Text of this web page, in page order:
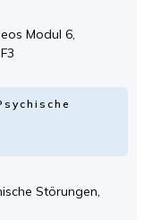
Modul 6,
Störungen,